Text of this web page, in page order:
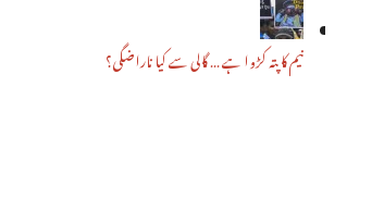
نیم کا پتہ کڑوا ہے … گالی سے کیا ناراضگی؟